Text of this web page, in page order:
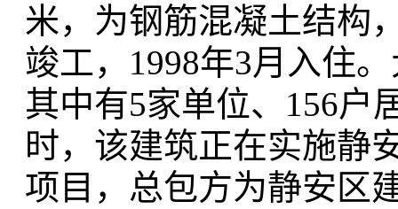
米，为钢筋混凝土结构
竣工，1998年3月入住
其中有5家单位、156户
时，该建筑正在实施静
项目，总包方为静安区